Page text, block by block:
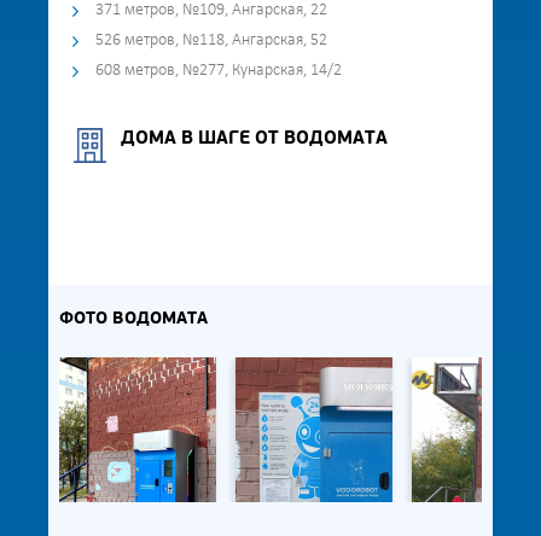
371 метров, №109, Ангарская, 22
526 метров, №118, Ангарская, 52
608 метров, №277, Кунарская, 14/2
ДОМА В ШАГЕ ОТ ВОДОМАТА
ФОТО ВОДОМАТА